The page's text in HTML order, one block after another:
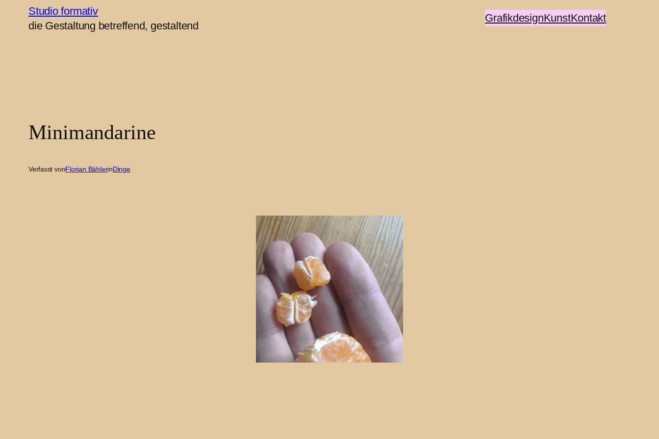
Studio formativ
die Gestaltung betreffend, gestaltend
GrafikdesignKunstKontakt
Minimandarine
Verfasst vonFlorian BählerinDinge